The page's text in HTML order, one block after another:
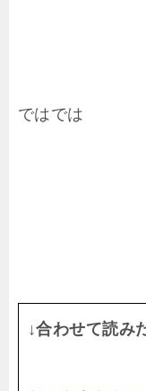
ではでは
↓合わせて読み